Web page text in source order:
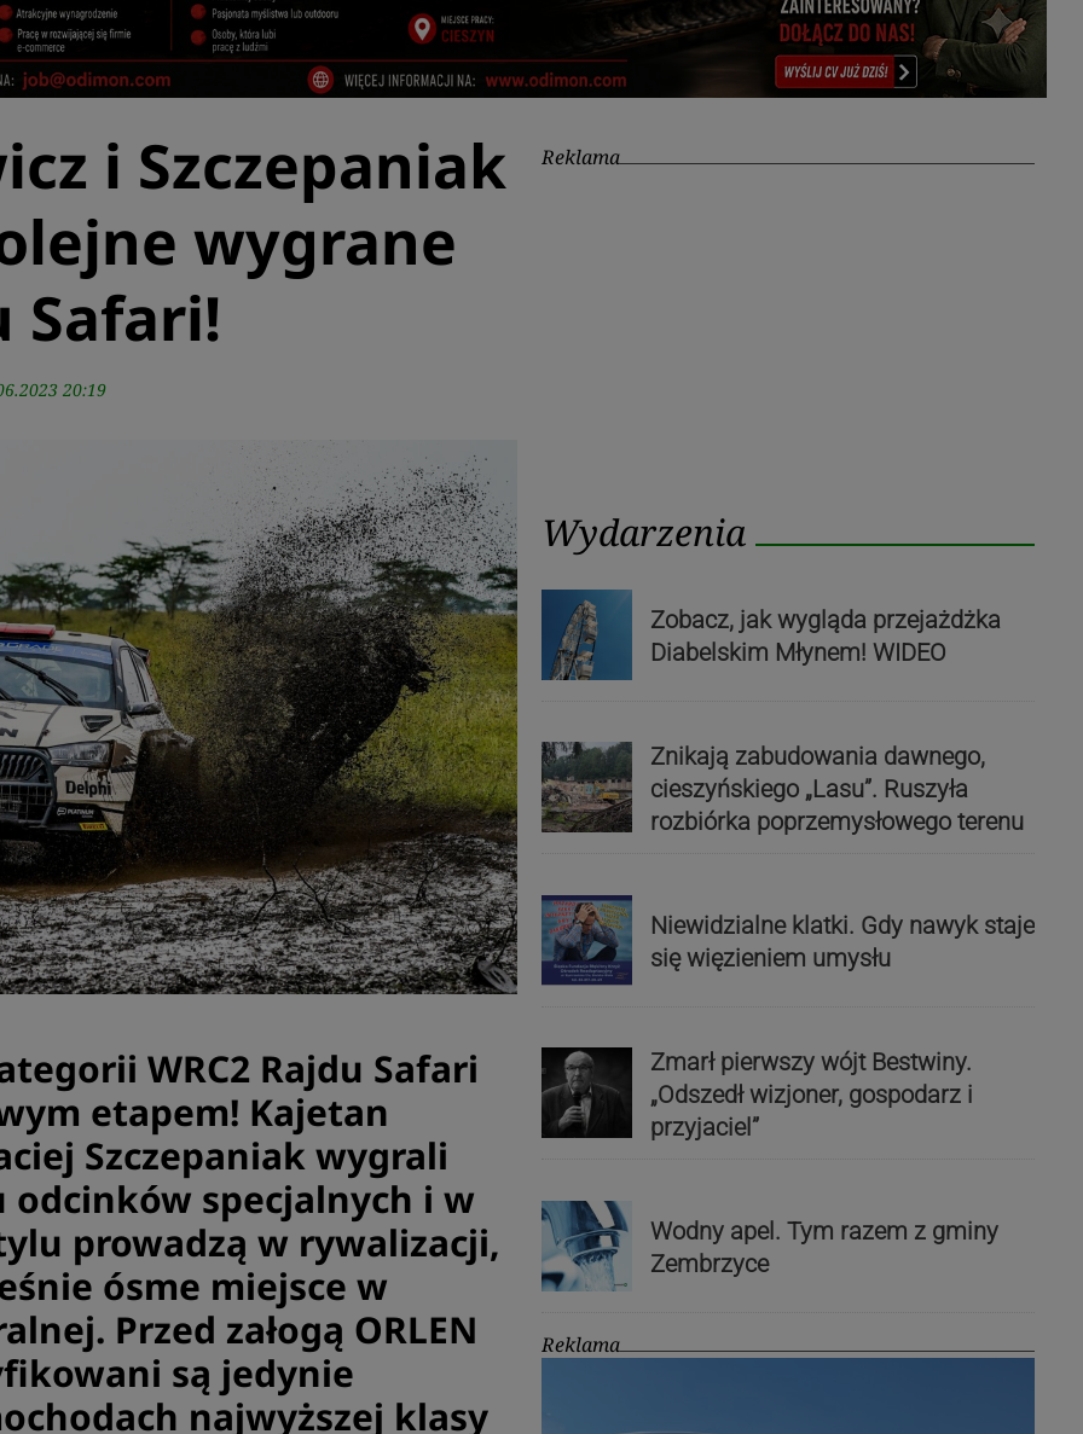
i Szczepaniak
wygrane
Safari!
20:19
WRC2 Rajdu Safari
etapem! Kajetan
Szczepaniak wygrali
odcinków specjalnych i w
prowadzą w rywalizacji,
ósme miejsce w
Przed załogą ORLEN
są jedynie
najwyższej klasy
Reklama
Wydarzenia
Zobacz, jak wygląda przejażdżka
Diabelskim Młynem! WIDEO
Znikają zabudowania dawnego,
cieszyńskiego „Lasu”. Ruszyła
rozbiórka poprzemysłowego terenu
Niewidzialne klatki. Gdy nawyk staje
się więzieniem umysłu
Zmarł pierwszy wójt Bestwiny.
„Odszedł wizjoner, gospodarz i
przyjaciel”
Wodny apel. Tym razem z gminy
Zembrzyce
Reklama